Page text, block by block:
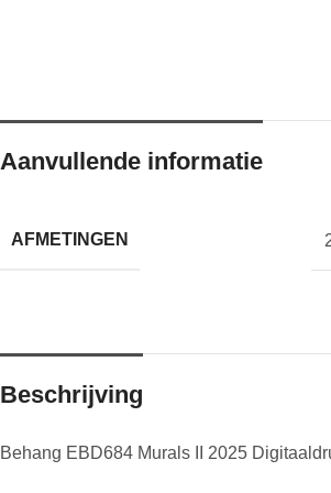
Aanvullende informatie
AFMETINGEN
Beschrijving
Behang EBD684 Murals II 2025